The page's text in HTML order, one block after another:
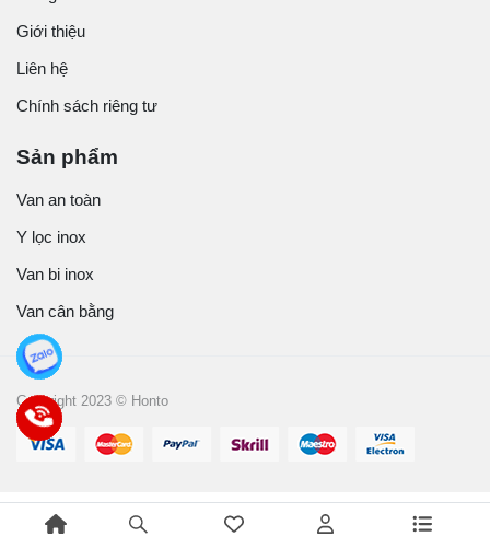
Giới thiệu
Liên hệ
Chính sách riêng tư
Sản phẩm
Van an toàn
Y lọc inox
Van bi inox
Van cân bằng
Copyright 2023 © Honto